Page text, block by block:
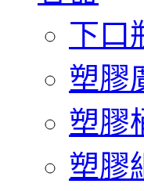
下口
塑膠
塑膠
塑膠